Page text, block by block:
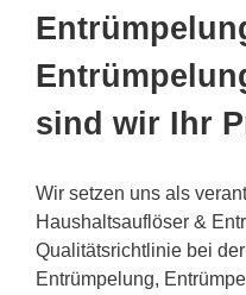
sind wir Ihr
Wir setzen uns als
Haushaltsauflöser &
Qualitätsrichtlinie bei
Entrümpelung,